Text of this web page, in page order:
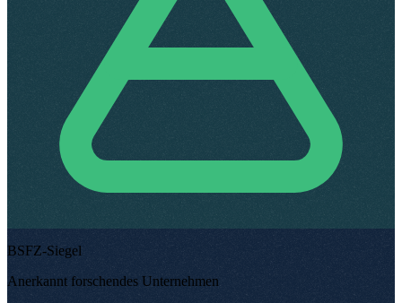
BSFZ-Siegel
Anerkannt forschendes Unternehmen